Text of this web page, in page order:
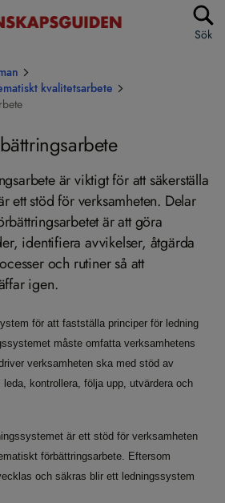
Sök
kvalitetsarbete
är viktigt för att säkerställa
ett stöd för verksamheten. Delar
är att göra
identifiera avvikelser, åtgärda
och rutiner så att
igen.
för att fastställa principer för ledning
måste omfatta verksamhetens
verksamheten ska med stöd av
leda, kontrollera, följa upp, utvärdera och
är ett stöd för verksamheten
förbättringsarbete. Eftersom
och säkras blir ett ledningssystem